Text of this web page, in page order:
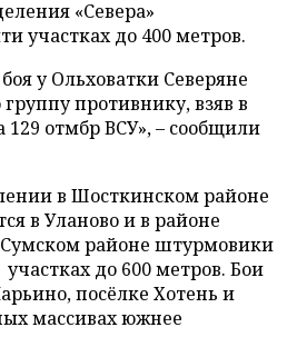
«Севера»
участках до 400 метров.
у Ольховатки Северяне
противнику, взяв в
129 отмбр ВСУ», – сообщили
в Шосткинском районе
в Уланово и в районе
районе штурмовики
до 600 метров. Бои
посёлке Хотень и
массивах южнее